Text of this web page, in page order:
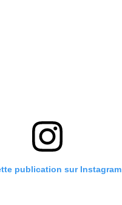
publication sur Instagram